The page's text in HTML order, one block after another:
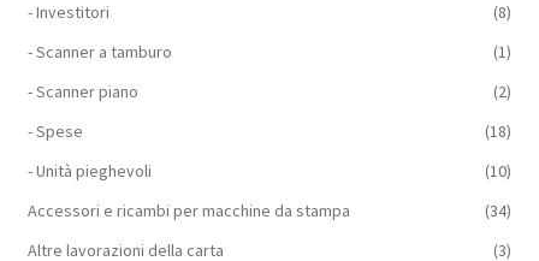
- Investitori
(8)
- Scanner a tamburo
(1)
- Scanner piano
(2)
- Spese
(18)
- Unità pieghevoli
(10)
Accessori e ricambi per macchine da stampa
(34)
Altre lavorazioni della carta
(3)